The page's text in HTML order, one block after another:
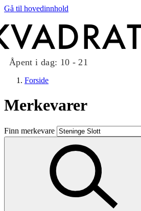
Gå til hovedinnhold
Åpent i dag: 10 - 21
Butikker
Mat og drikke
Taket på Kvadrat
Aktiviteter
Forside
Merkevarer
Finn merkevare